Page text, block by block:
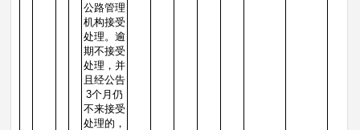
公路管理
机构接受
处理。逾
期不接受
处理，并
且经公告
3个月仍
不来接受
处理的，